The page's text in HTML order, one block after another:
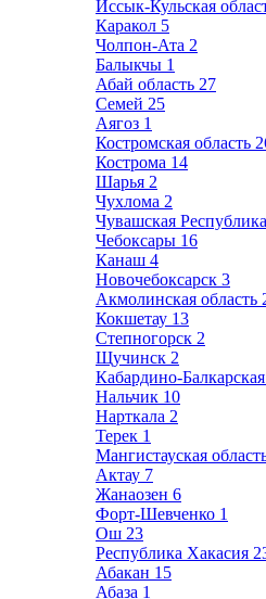
Иссык-Кульская
Каракол 5
Чолпон-Ата 2
Балыкчы 1
Абай область 27
Семей 25
Аягоз 1
Костромская область
Кострома 14
Шарья 2
Чухлома 2
Чувашская
Чебоксары 16
Канаш 4
Новочебоксарск 3
Акмолинская область
Кокшетау 13
Степногорск 2
Щучинск 2
Кабардино-
Нальчик 10
Нарткала 2
Терек 1
Мангистауская
Актау 7
Жанаозен 6
Форт-Шевченко 1
Ош 23
Республика Хакасия
Абакан 15
Абаза 1